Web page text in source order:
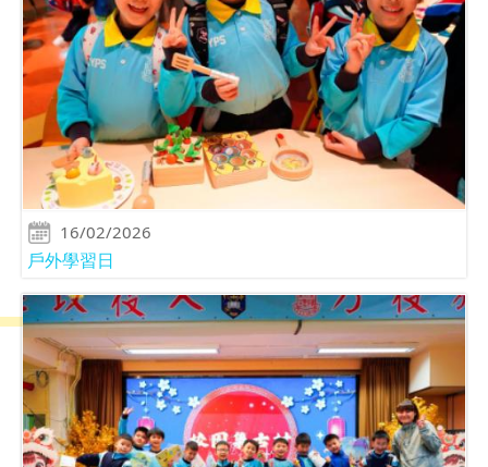
16/02/2026
戶外學習日